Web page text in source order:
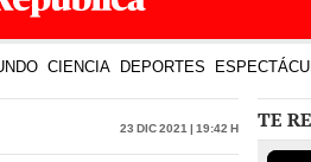
CIENCIA DEPORTES
23 Dic 2021 | 19:42 h TE